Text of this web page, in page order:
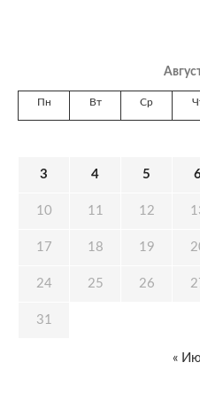
Пн Вт Ср
3 4 5
10 11 12
17 18 19
24 25 26
31
«